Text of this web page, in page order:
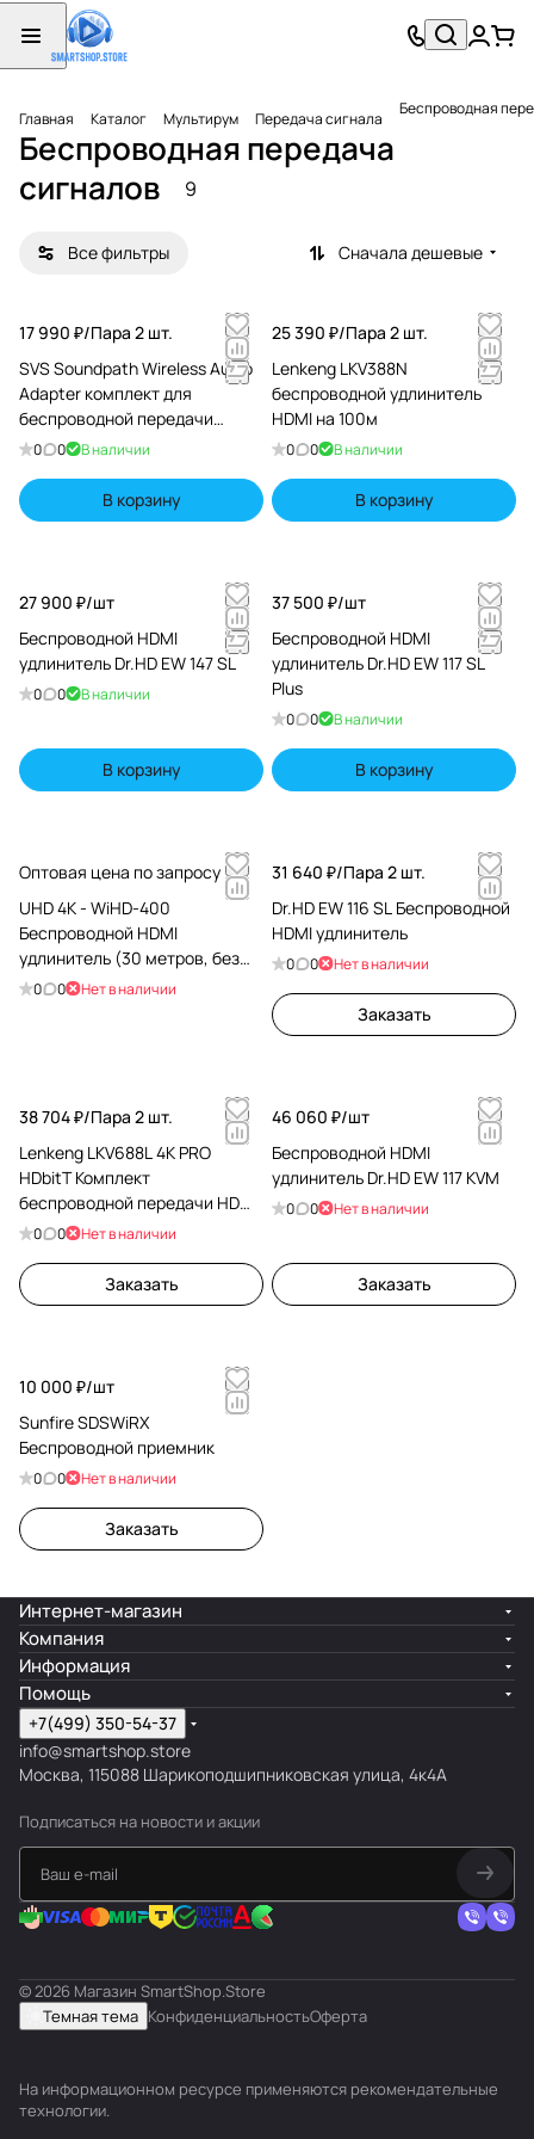
Главная Каталог Мультирум Передача сигнала Беспроводная
Беспроводная передача
сигналов
9
Все фильтры Сначала дешевые
17 990 ₽/Пара 2 шт.
SVS Soundpath Wireless Audio
Adapter комплект для
беспроводной передачи
сигнала для сабвуфера
0 0 В наличии
В корзину
25 390 ₽/Пара 2 шт.
Lenkeng LKV388N
беспроводной удлинитель
HDMI на 100м
0 0 В наличии
В корзину
27 900 ₽/шт
Беспроводной HDMI
удлинитель Dr.HD EW 147 SL
0 0 В наличии
В корзину
37 500 ₽/шт
Беспроводной HDMI
удлинитель Dr.HD EW 117 SL
Plus
0 0 В наличии
В корзину
Оптовая цена по запросу
UHD 4K - WiHD-400
Беспроводной HDMI
удлинитель (30 метров, без
задержки, HDMI 4K с 3D)
0 0 Нет в наличии
31 640 ₽/Пара 2 шт.
Dr.HD EW 116 SL Беспроводной
HDMI удлинитель
0 0 Нет в наличии
Заказать
38 704 ₽/Пара 2 шт.
Lenkeng LKV688L 4K PRO
HDbitT Комплект
беспроводной передачи HDMI
UHD 4K
0 0 Нет в наличии
Заказать
46 060 ₽/шт
Беспроводной HDMI
удлинитель Dr.HD EW 117 KVM
0 0 Нет в наличии
Заказать
10 000 ₽/шт
Sunfire SDSWiRX
Беспроводной приемник
0 0 Нет в наличии
Заказать
Интернет-магазин
Компания
Информация
Помощь
+7(499) 350-54-37
info@smartshop.store
Москва, 115088 Шарикоподшипниковская улица, 4к4А
Подписаться на новости и акции
© 2026 Магазин SmartShop.Store
Темная тема КонфиденциальностьОферта
На информационном ресурсе применяются рекомендательные
технологии.